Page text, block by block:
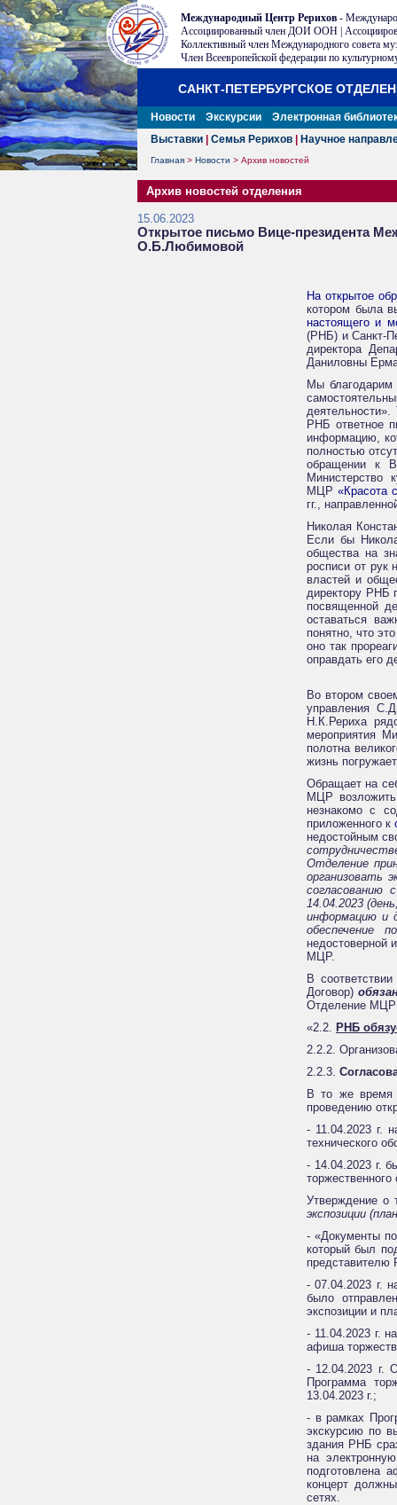
Международный Центр Рерихов -
Ассоциированный член ДОИ ООН |
Коллективный член Международного совета
Член Всеевропейской федерации по
САНКТ-ПЕТЕРБУРГСКОЕ
Новости Экскурсии
Электронная
Выставки
Семья Рерихов Научное
Главная > Новости > Архив новостей
Архив новостей отделения
15.06.2023
Открытое письмо Вице-президента
О.Б.Любимовой
На открытое
котором была
настоящего и
(РНБ) и Санкт-
директора
Даниловны
Мы благодарим
РНБ ответное
информацию,
полностью
обращении к
Министерство
МЦР «Красота
гг.,
Николая
Если бы
общества на
росписи от рук
властей и
директору РНБ
посвященной
оставаться
понятно, что
оно так
оправдать его
Во втором
управления
Н.К.Рериха
мероприятия
полотна
жизнь
Обращает на
МЦР возложить
незнакомо с
приложенного к
недостойным
Отделение
организовать
согласованию
14.04.2023
информацию и
обеспечение
недостоверной
МЦР.
В
Договор)
Отделение
«2.2. РНБ
2.2.2.
2.2.3.
В то же время
проведению
- 11.04.2023 г.
технического
- 14.04.2023 г.
торжественного
Утверждение о
экспозиции
- «Документы
который был
- 07.04.2023 г.
было
экспозиции и
- 11.04.2023 г.
афиша
- 12.04.2023 г.
Программа
13.04.2023 г.;
- в рамках
экскурсию по
здания РНБ
на
подготовлена
концерт
сетях.